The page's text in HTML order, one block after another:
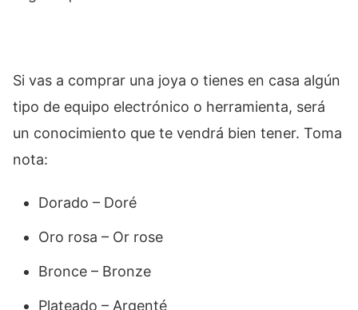
Si vas a comprar una joya o tienes en casa algún
tipo de equipo electrónico o herramienta, será
un conocimiento que te vendrá bien tener. Toma
nota:
Dorado – Doré
Oro rosa – Or rose
Bronce – Bronze
Plateado – Argenté